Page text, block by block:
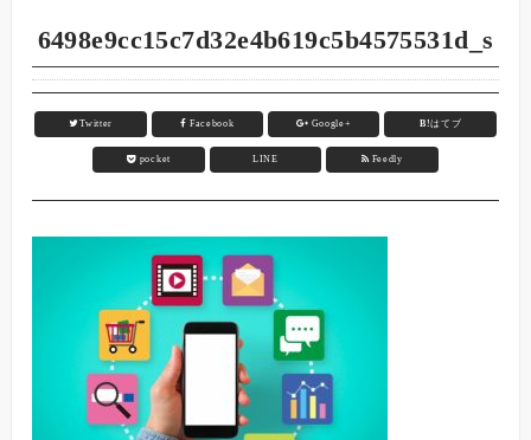
6498e9cc15c7d32e4b619c5b4575531d_s
Twitter Facebook Google+ B!はてブ
pocket LINE Feedly